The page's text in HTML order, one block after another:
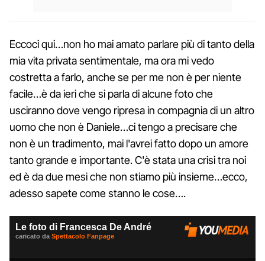
Eccoci qui…non ho mai amato parlare più di tanto della
mia vita privata sentimentale, ma ora mi vedo
costretta a farlo, anche se per me non è per niente
facile…è da ieri che si parla di alcune foto che
usciranno dove vengo ripresa in compagnia di un altro
uomo che non è Daniele…ci tengo a precisare che
non è un tradimento, mai l'avrei fatto dopo un amore
tanto grande e importante. C'è stata una crisi tra noi
ed è da due mesi che non stiamo più insieme…ecco,
adesso sapete come stanno le cose….